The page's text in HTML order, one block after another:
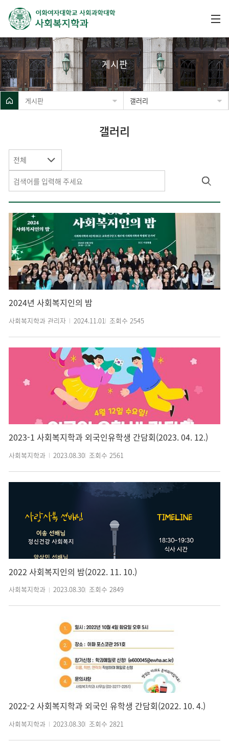
게시판
게시판 갤러리
갤러리
전체
2024년 사회복지인의 밤
사회복지학과 관리자 2024.11.01 조회수 2545
2023-1 사회복지학과 외국인유학생 간담회(2023. 04. 12.)
사회복지학과 2023.08.30 조회수 2561
2022 사회복지인의 밤(2022. 11. 10.)
사회복지학과 2023.08.30 조회수 2849
2022-2 사회복지학과 외국인 유학생 간담회(2022. 10. 4.)
사회복지학과 2023.08.30 조회수 2821